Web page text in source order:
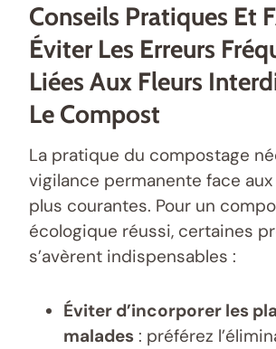
Conseils Pratiques Et
Éviter Les Erreurs
Liées Aux Fleurs
Le Compost
La pratique du compostage
vigilance permanente face
plus courantes. Pour un
écologique réussi, certaines
s’avèrent indispensables :
Éviter d’incorporer les
malades : préférez